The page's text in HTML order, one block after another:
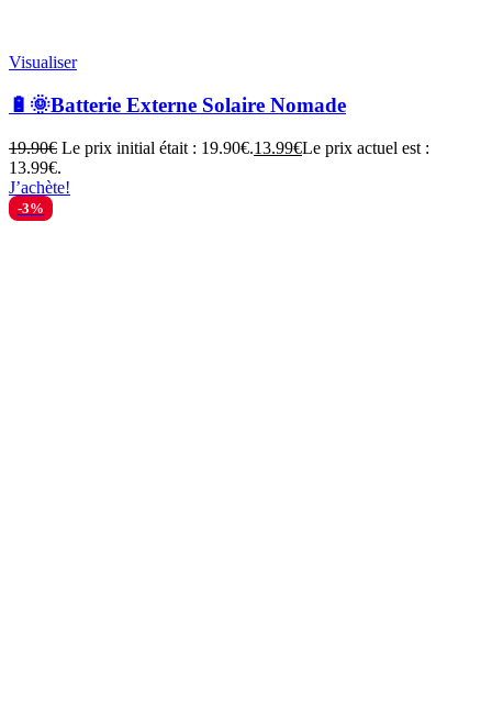
Visualiser
🔋🌞Batterie Externe Solaire Nomade
19.90€ Le prix initial était : 19.90€.13.99€Le prix actuel est :
13.99€.
J’achète!
-3%